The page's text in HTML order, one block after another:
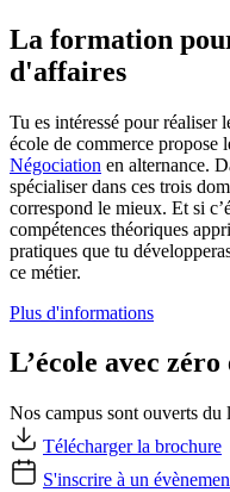
La formation
d'affaires
Tu es intéressé pour réaliser
école de commerce propose
Négociation en alternance.
spécialiser dans ces trois
correspond le mieux. Et si
compétences théoriques
pratiques que tu
ce métier.
Plus d'informations
L’école avec
Nos campus sont ouverts
Télécharger la brochure
S'inscrire à un